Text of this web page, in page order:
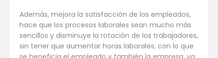
Además, mejora la satisfacción de los empleados,
hace que los procesos laborales sean mucho más
sencillos y disminuye la rotación de los trabajadores,
sin tener que aumentar horas laborales; con lo que